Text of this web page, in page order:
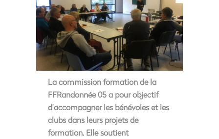
La commission formation de la
FFRandonnée 05 a pour objectif
d’accompagner les bénévoles et les
clubs dans leurs projets de
formation. Elle soutient